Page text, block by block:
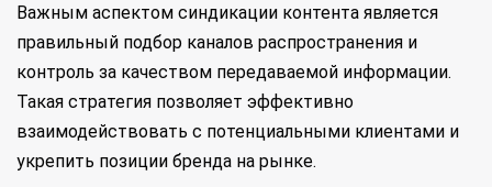
Важным аспектом синдикации контента является
правильный подбор каналов распространения и
контроль за качеством передаваемой информации.
Такая стратегия позволяет эффективно
взаимодействовать с потенциальными клиентами и
укрепить позиции бренда на рынке.